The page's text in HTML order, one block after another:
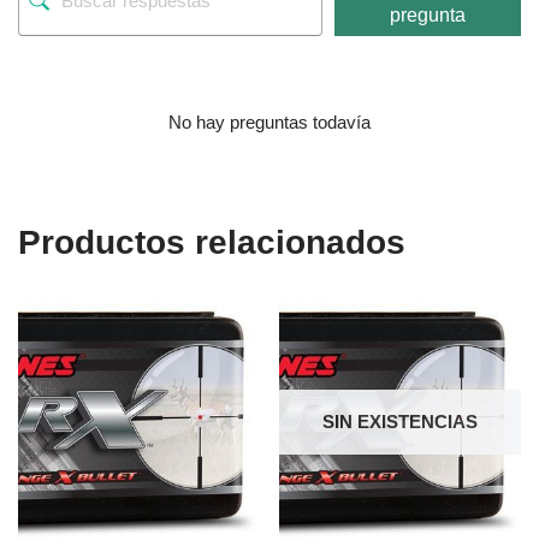
pregunta
No hay preguntas todavía
Productos relacionados
SIN EXISTENCIAS